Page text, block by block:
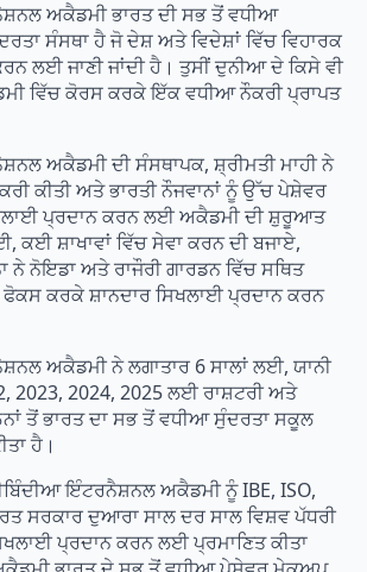
ਅਕੈਡਮੀ ਭਾਰਤ ਦੀ ਸਭ ਤੋਂ ਵਧੀਆ
ਸੰਸਥਾ ਹੈ ਜੋ ਦੇਸ਼ ਅਤੇ ਵਿਦੇਸ਼ਾਂ ਵਿੱਚ ਵਿਹਾਰਕ
ਲਈ ਜਾਣੀ ਜਾਂਦੀ ਹੈ। ਤੁਸੀਂ ਦੁਨੀਆ ਦੇ ਕਿਸੇ ਵੀ
ਵਿੱਚ ਕੋਰਸ ਕਰਕੇ ਇੱਕ ਵਧੀਆ ਨੌਕਰੀ ਪ੍ਰਾਪਤ
ਅਕੈਡਮੀ ਦੀ ਸੰਸਥਾਪਕ, ਸ਼੍ਰੀਮਤੀ ਮਾਹੀ ਨੇ
ਕੀਤੀ ਅਤੇ ਭਾਰਤੀ ਨੌਜਵਾਨਾਂ ਨੂੰ ਉੱਚ ਪੇਸ਼ੇਵਰ
ਪ੍ਰਦਾਨ ਕਰਨ ਲਈ ਅਕੈਡਮੀ ਦੀ ਸ਼ੁਰੂਆਤ
ਸ਼ਾਖਾਵਾਂ ਵਿੱਚ ਸੇਵਾ ਕਰਨ ਦੀ ਬਜਾਏ,
ਨੇ ਨੋਇਡਾ ਅਤੇ ਰਾਜੌਰੀ ਗਾਰਡਨ ਵਿੱਚ ਸਥਿਤ
ਫੋਕਸ ਕਰਕੇ ਸ਼ਾਨਦਾਰ ਸਿਖਲਾਈ ਪ੍ਰਦਾਨ ਕਰਨ
ਅਕੈਡਮੀ ਨੇ ਲਗਾਤਾਰ 6 ਸਾਲਾਂ ਲਈ, ਯਾਨੀ
2023, 2024, 2025 ਲਈ ਰਾਸ਼ਟਰੀ ਅਤੇ
ਤੋਂ ਭਾਰਤ ਦਾ ਸਭ ਤੋਂ ਵਧੀਆ ਸੁੰਦਰਤਾ ਸਕੂਲ
ਹੈ।
ਇੰਟਰਨੈਸ਼ਨਲ ਅਕੈਡਮੀ ਨੂੰ IBE, ISO,
ਸਰਕਾਰ ਦੁਆਰਾ ਸਾਲ ਦਰ ਸਾਲ ਵਿਸ਼ਵ ਪੱਧਰੀ
ਪ੍ਰਦਾਨ ਕਰਨ ਲਈ ਪ੍ਰਮਾਣਿਤ ਕੀਤਾ